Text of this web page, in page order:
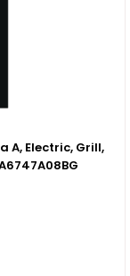
A, Electric, Grill,